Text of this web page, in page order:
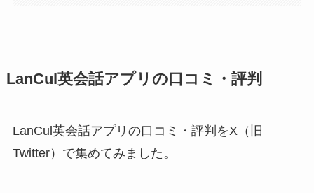
LanCul英会話アプリの口コミ・評判
LanCul英会話アプリの口コミ・評判をX（旧
Twitter）で集めてみました。